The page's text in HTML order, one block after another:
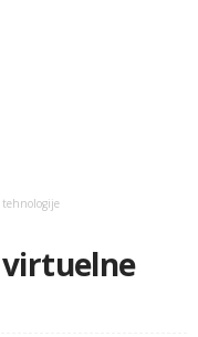
tehnologije
virtuelne